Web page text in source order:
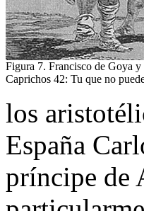
Figura 7. Francisco de Goya
Caprichos 42: Tu que no
los
España
príncipe de